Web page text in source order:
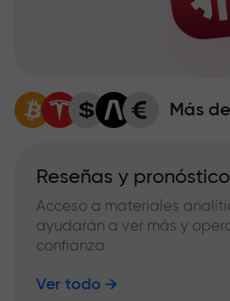
Más
Reseñas y
Acceso a materiales
ayudarán a ver más y
confianza
Ver todo